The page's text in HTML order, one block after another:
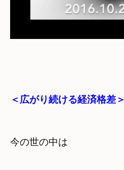
＜広がり続ける経済格差＞
今の世の中は